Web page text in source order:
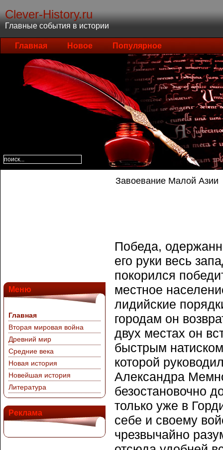
Clever-History.ru
Главные события в истории
Главная Новое Популярное
Меню
Главная
Вторая мировая война
Древний мир
Средние века
Новая история
Новейшая история
Литература
Реклама
Завоевание Малой Азии
Победа,
его руки весь
покорился
местное
лидийские
городам он
двух местах он
быстрым
которой
Александра
безостановочно
только уже в
себе и своему
чрезвычайно